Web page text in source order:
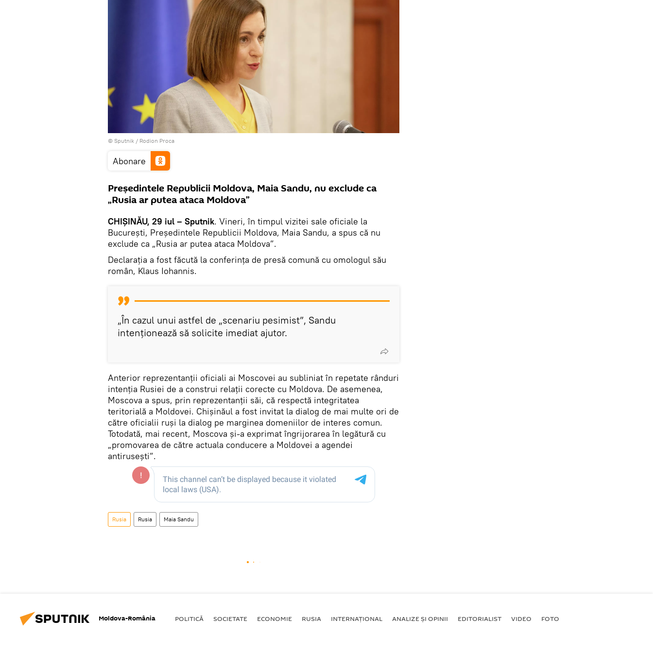
© Sputnik / Rodion Proca
Abonare
Președintele Republicii Moldova, Maia Sandu, nu exclude ca
„Rusia ar putea ataca Moldova”
CHIȘINĂU, 29 iul – Sputnik. Vineri, în timpul vizitei sale oficiale la
București, Președintele Republicii Moldova, Maia Sandu, a spus că nu
exclude ca „Rusia ar putea ataca Moldova”.
Declarația a fost făcută la conferința de presă comună cu omologul său
român, Klaus Iohannis.
„În cazul unui astfel de „scenariu pesimist”, Sandu
intenționează să solicite imediat ajutor.
Anterior reprezentanții oficiali ai Moscovei au subliniat în repetate rânduri
intenția Rusiei de a construi relații corecte cu Moldova. De asemenea,
Moscova a spus, prin reprezentanții săi, că respectă integritatea
teritorială a Moldovei. Chișinăul a fost invitat la dialog de mai multe ori de
către oficialii ruși la dialog pe marginea domeniilor de interes comun.
Totodată, mai recent, Moscova și-a exprimat îngrijorarea în legătură cu
„promovarea de către actuala conducere a Moldovei a agendei
antirusești”.
Rusia Rusia Maia Sandu
Moldova-România POLITICĂ SOCIETATE ECONOMIE RUSIA INTERNAŢIONAL ANALIZE ȘI OPINII EDITORIALIST VIDEO FOTO